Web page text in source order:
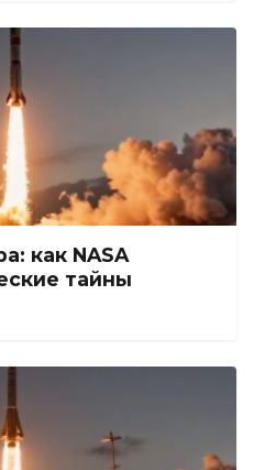
как NASA
тайны